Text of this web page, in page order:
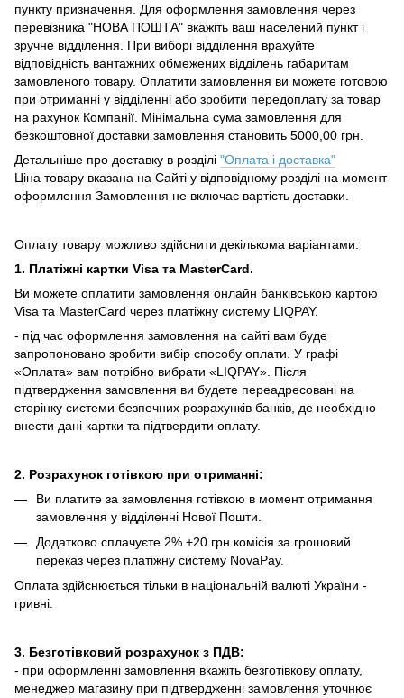
пункту призначення. Для оформлення замовлення через
перевізника "НОВА ПОШТА" вкажіть ваш населений пункт і
зручне відділення.
При виборі відділення врахуйте
відповідність вантажних обмежених відділень габаритам
замовленого товару. Оплатити замовлення ви можете готовою
при отриманні у відділенні або зробити передоплату за товар
на рахунок Компанії. Мінімальна сума замовлення для
безкоштовної доставки замовлення становить 5000,00 грн.
Детальніше про доставку в розділі "Оплата і доставка"
Ціна товару вказана на Сайті у відповідному розділі на момент
оформлення Замовлення не включає вартість доставки.
Оплату товару можливо здійснити декількома варіантами:
1. Платіжні картки Visa та MasterCard.
Ви можете оплатити замовлення онлайн банківською картою
Visa та MasterCard через платіжну систему LIQPAY.
- під час оформлення замовлення на сайті вам буде
запропоновано зробити вибір способу оплати. У графі
«Оплата» вам потрібно вибрати «LIQPAY». Після
підтвердження замовлення ви будете переадресовані на
сторінку системи безпечних розрахунків банків, де необхідно
внести дані картки та підтвердити оплату.
2. Розрахунок готівкою при отриманні:
Ви платите за замовлення готівкою в момент отримання
замовлення у відділенні Нової Пошти.
Додатково сплачуєте 2% +20 грн комісія за грошовий
переказ через платіжну систему NovaPay.
Оплата здійснюється тільки в національній валюті України -
гривні.
3. Безготівковий розрахунок з ПДВ:
- при оформленні замовлення вкажіть безготівкову оплату,
менеджер магазину при підтвердженні замовлення уточнює